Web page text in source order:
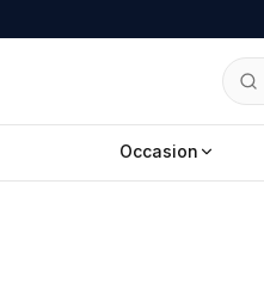
Occasion